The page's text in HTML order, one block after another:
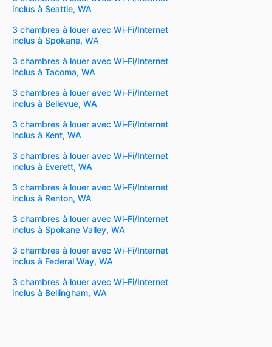
inclus à Seattle, WA
3 chambres à louer avec Wi-Fi/Internet
inclus à Spokane, WA
3 chambres à louer avec Wi-Fi/Internet
inclus à Tacoma, WA
3 chambres à louer avec Wi-Fi/Internet
inclus à Bellevue, WA
3 chambres à louer avec Wi-Fi/Internet
inclus à Kent, WA
3 chambres à louer avec Wi-Fi/Internet
inclus à Everett, WA
3 chambres à louer avec Wi-Fi/Internet
inclus à Renton, WA
3 chambres à louer avec Wi-Fi/Internet
inclus à Spokane Valley, WA
3 chambres à louer avec Wi-Fi/Internet
inclus à Federal Way, WA
3 chambres à louer avec Wi-Fi/Internet
inclus à Bellingham, WA